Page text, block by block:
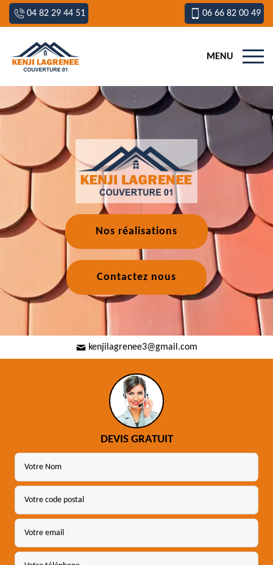
04 82 29 44 51 06 66 82 00 49
MENU
Nos réalisations
Contactez nous
kenjilagrenee3@gmail.com
DEVIS GRATUIT